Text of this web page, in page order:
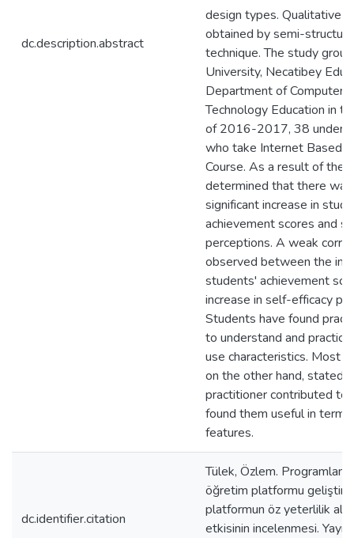
dc.description.abstract
design types. Qualitative
obtained by semi-
technique. The study
University, Necatibey
Department of Computer
Technology Education in
of 2016-2017, 38
who take Internet Based
Course. As a result of the
determined that there
significant increase in
achievement scores and
perceptions. A weak
observed between the
students' achievement
increase in self-efficacy
Students have found
to understand and
use characteristics. Most
on the other hand, stated
practitioner contributed to
found them useful in
features.
dc.identifier.citation
Tülek, Özlem.
öğretim platformu
platformun öz yeterlilik
etkisinin incelenmesi.